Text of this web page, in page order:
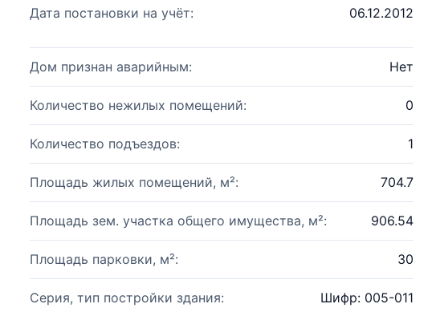
Дата постановки на учёт: 06.12.2012
Дом признан аварийным: Нет
Количество нежилых помещений: 0
Количество подъездов: 1
Площадь жилых помещений, м²: 704.7
Площадь зем. участка общего имущества, м²: 906.54
Площадь парковки, м²: 30
Серия, тип постройки здания: Шифр: 005-011